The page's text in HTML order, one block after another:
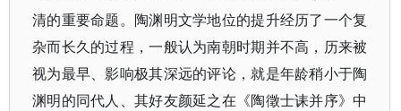
清的重要命题。陶渊明文学地位的提升经历了一个复
杂而长久的过程，一般认为南朝时期并不高，历来被
视为最早、影响极其深远的评论，就是年龄稍小于陶
渊明的同代人、其好友颜延之在《陶徵士诔并序》中